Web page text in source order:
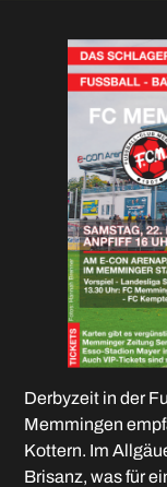
Derbyzeit in der
Memmingen
Kottern. Im
Brisanz, was für